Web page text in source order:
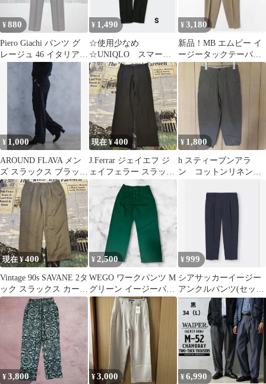
¥880
Piero Giachi パンツ グ
レージュ 46 イタリア製
古着綿混J930
¥ 1,490
☆使用少なめ
☆UNIQLO スマート
アンクルパンツ ブラ
ック Sサイズ
¥3,180
新品！MB エムビー イ
ージータックテーパー
ドパンツ サイズS
¥ 1,000
AROUND FLAVA メン
ズ スラックス ブラック
パンツ
現在 ¥400
J.Ferrar ジェイエフ ジ
ェイフェラー スラック
ス ユーロ ワイド y2k
¥ 1,800
h スティーブンアラ
ン コットンリネン
ードアンクルパンツ
現在 ¥400
Vintage 90s SAVANE 2タ
ック スラックス カーキ
ワイド
¥2,500
WEGO ワークパンツ M
グリーン イージーパン
ツ
¥999
シアサッカーイージー
アンクルパンツ(セット
アップ可能)
¥3,800 ¥3,000 ¥ 6,990